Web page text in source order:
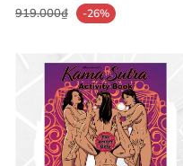
919.000₫ -26%